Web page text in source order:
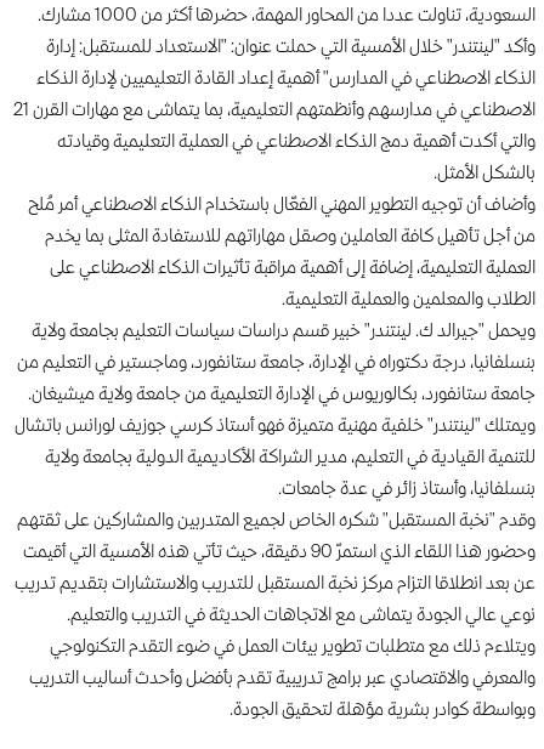
السعودية، تناولت عددا من المحاور المهمة، حضرها أكثر من 1000 مشارك.
وأكد "لينتندر" خلال الأمسية التي حملت عنوان: "الاستعداد للمستقبل: إدارة
الذكاء الاصطناعي في المدارس" أهمية إعداد القادة التعليميين لإدارة الذكاء
الاصطناعي في مدارسهم وأنظمتهم التعليمية، بما يتماشى مع مهارات القرن 21
والتي أكدت أهمية دمج الذكاء الاصطناعي في العملية التعليمية وقيادته
بالشكل الأمثل.
وأضاف أن توجيه التطوير المهني الفعّال باستخدام الذكاء الاصطناعي أمر مُلح
من أجل تأهيل كافة العاملين وصقل مهاراتهم للاستفادة المثلى بما يخدم
العملية التعليمية، إضافة إلى أهمية مراقبة تأثيرات الذكاء الاصطناعي على
الطلاب والمعلمين والعملية التعليمية.
ويحمل "جيرالد ك. لينتندر" خبير قسم دراسات سياسات التعليم بجامعة ولاية
بنسلفانيا، درجة دكتوراه في الإدارة، جامعة ستانفورد، وماجستير في التعليم من
جامعة ستانفورد، بكالوريوس في الإدارة التعليمية من جامعة ولاية ميشيغان.
ويمتلك "لينتندر" خلفية مهنية متميزة فهو أستاذ كرسي جوزيف لورانس باتشال
للتنمية القيادية في التعليم، مدير الشراكة الأكاديمية الدولية بجامعة ولاية
بنسلفانيا، وأستاذ زائر في عدة جامعات.
وقدم "نخبة المستقبل" شكره الخاص لجميع المتدربين والمشاركين على ثقتهم
وحضور هذا اللقاء الذي استمرّ 90 دقيقة، حيث تأتي هذه الأمسية التي أقيمت
عن بعد انطلاقا التزام مركز نخبة المستقبل للتدريب والاستشارات بتقديم تدريب
نوعي عالي الجودة يتماشى مع الاتجاهات الحديثة في التدريب والتعليم.
ويتلاءم ذلك مع متطلبات تطوير بيئات العمل في ضوء التقدم التكنولوجي
والمعرفي والاقتصادي عبر برامج تدريبية تقدم بأفضل وأحدث أساليب التدريب
وبواسطة كوادر بشرية مؤهلة لتحقيق الجودة.